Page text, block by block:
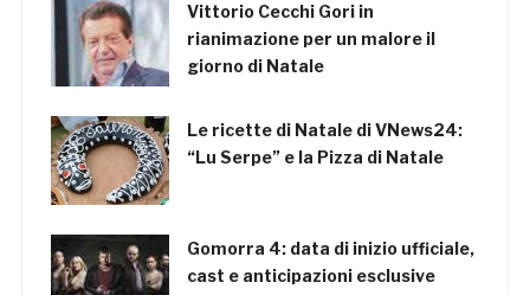
Vittorio Cecchi Gori in
rianimazione per un malore il
giorno di Natale
Le ricette di Natale di VNews24:
“Lu Serpe” e la Pizza di Natale
Gomorra 4: data di inizio ufficiale,
cast e anticipazioni esclusive